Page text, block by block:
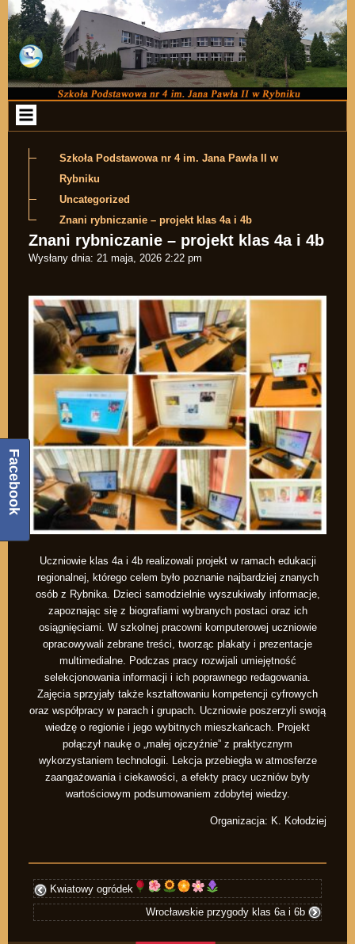
Przejdź do zawartości
Szkoła Podstawowa nr 4 im. Jana Pawła II w
Rybniku
Uncategorized
Znani rybniczanie – projekt klas 4a i 4b
Znani rybniczanie – projekt klas 4a i 4b
Wysłany dnia: 21 maja, 2026 2:22 pm
Uczniowie klas 4a i 4b realizowali projekt w ramach edukacji
regionalnej, którego celem było poznanie najbardziej znanych
osób z Rybnika. Dzieci samodzielnie wyszukiwały informacje,
zapoznając się z biografiami wybranych postaci oraz ich
osiągnięciami. W szkolnej pracowni komputerowej uczniowie
opracowywali zebrane treści, tworząc plakaty i prezentacje
multimedialne. Podczas pracy rozwijali umiejętność
selekcjonowania informacji i ich poprawnego redagowania.
Zajęcia sprzyjały także kształtowaniu kompetencji cyfrowych
oraz współpracy w parach i grupach. Uczniowie poszerzyli swoją
wiedzę o regionie i jego wybitnych mieszkańcach. Projekt
połączył naukę o „małej ojczyźnie” z praktycznym
wykorzystaniem technologii. Lekcja przebiegła w atmosferze
zaangażowania i ciekawości, a efekty pracy uczniów były
wartościowym podsumowaniem zdobytej wiedzy.
Organizacja: K. Kołodziej
Kwiatowy ogródek
Wrocławskie przygody klas 6a i 6b
Facebook